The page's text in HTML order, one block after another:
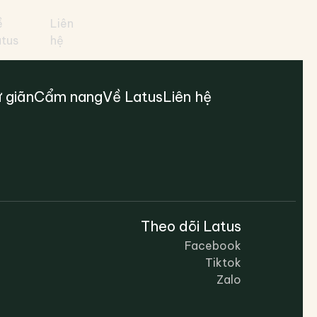
Liên
hệ
giãnCẩm nangVề LatusLiên hệ
Theo dõi Latus
Facebook
Tiktok
Zalo